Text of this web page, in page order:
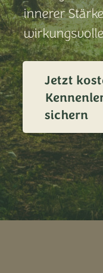
innerer
Jetzt
sichern